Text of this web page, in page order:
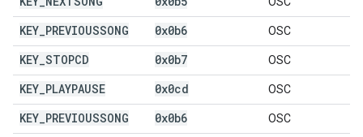
KEY PREVIOUSSONG 0x0b6 OSC
KEY STOPCD 0x0b7 OSC
KEY PLAYPAUSE 0x0cd OSC
KEY PREVIOUSSONG 0x0b6 OSC